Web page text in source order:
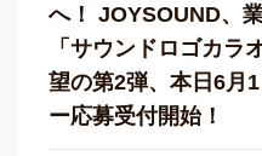
へ！ JOYSOUND、
「サウンドロゴカラ
望の第2弾、本日6月
ー応募受付開始！